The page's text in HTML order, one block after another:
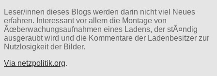
Leser/innen dieses Blogs werden darin nicht viel Neues
erfahren. Interessant vor allem die Montage von
Ãœberwachungsaufnahmen eines Ladens, der stÃ¤ndig
ausgeraubt wird und die Kommentare der Ladenbesitzer zur
Nutzlosigkeit der Bilder.
Via netzpolitik.org.